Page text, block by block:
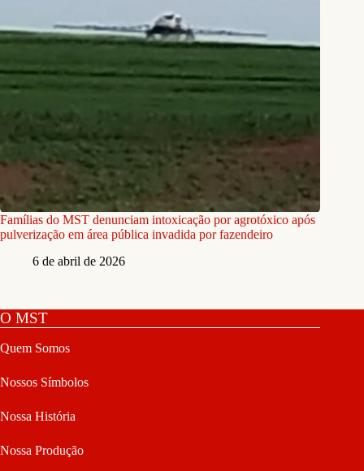
Famílias do MST denunciam intoxicação por agrotóxico após
pulverização em área pública invadida por fazendeiro
6 de abril de 2026
O MST
Quem Somos
Nossos Símbolos
Nossa História
Nossa Produção